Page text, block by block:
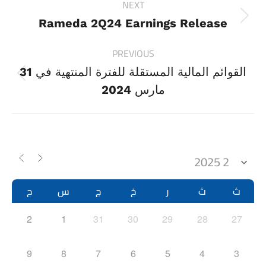
navigation
PREVIOUS
Previous
project:
القوائم المالية المستقلة للفترة المنتهية في 31
مارس 2024
NEXT
Next
Rameda 2Q24 Earnings Release
ث ث ر خ ج س ح
27
28
29
30
31
1
2
3
4
5
6
7
8
9